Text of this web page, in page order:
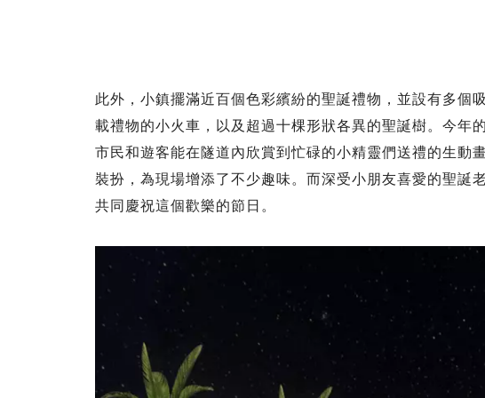
此外，小鎮擺滿近百個色彩繽紛的聖誕禮物，並設有多個
載禮物的小火車，以及超過十棵形狀各異的聖誕樹。今年
市民和遊客能在隧道內欣賞到忙碌的小精靈們送禮的生動
裝扮，為現場增添了不少趣味。而深受小朋友喜愛的聖誕
共同慶祝這個歡樂的節日。